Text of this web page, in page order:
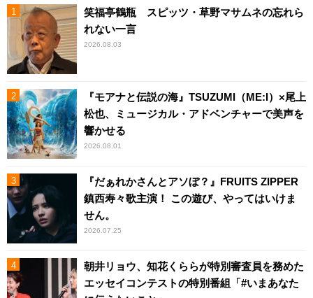
笑福亭鶴瓶 スピッツ・草野マサムネの忘れら
れない一言
2026.08.03
『モアナと伝説の海』TSUZUMI（ME:I）×尾上
松也、ミュージカル・アドベンチャーで美声を
響かせる
2026.08.01
『だぁれかさんとアソぼ？』FRUITS ZIPPER
鎮西寿々歌主演！ この遊び、やってはいけま
せん。
2026.07.25
朝井リョウ、知花くららが特別審査員を務めた
エッセイコンテストの特別番組「#いまあなた